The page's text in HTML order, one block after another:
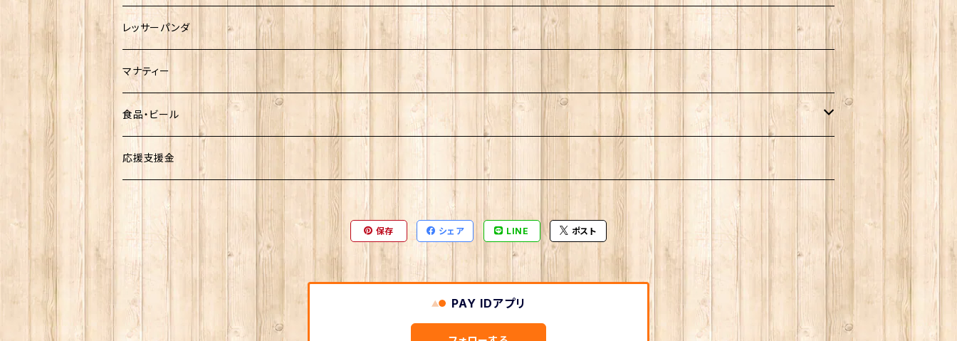
熱川ばにお
雨宮ひかるさんグッズ
レッサーパンダ
マナティー
食品・ビール
お菓子
ビール
応援支援金
保存 シェア LINE ポスト
PAY IDアプリ